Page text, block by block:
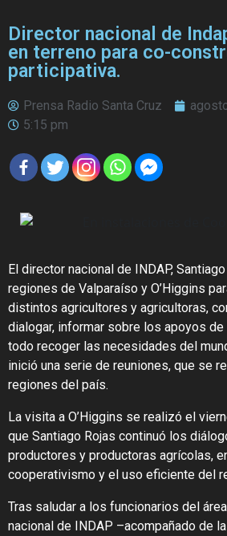
Director nacional de
en terreno para co-
participativa.
Prensa Radio Santa Cruz
5:15 pm
El director nacional de INDAP,
regiones de Valparaíso y O’Higgins
distintos agricultores y agricultoras,
dialogar, informar sobre los apoyos
todo recoger las necesidades del
inició una serie de reuniones, que se
regiones del país.
La visita a O’Higgins se realizó el
que Santiago Rojas continuó los
productores y productoras agrícolas,
cooperativismo y el uso eficiente del
Tras saludar a los funcionarios del
nacional de INDAP –acompañado de